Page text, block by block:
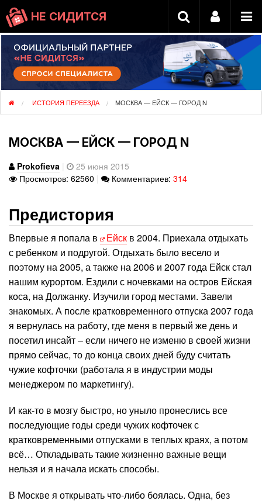
НЕ СИДИТСЯ
ИСТОРИЯ ПЕРЕЕЗДА МОСКВА — ЕЙСК — ГОРОД N
МОСКВА — ЕЙСК — ГОРОД N
Prokofieva
25 июня 2015
Просмотров: 62560
Комментариев: 314
Предистория
Впервые я попала в Ейск в 2004. Приехала отдыхать
с ребенком и подругой. Отдыхать было весело и
поэтому на 2005, а также на 2006 и 2007 года Ейск стал
нашим курортом. Ездили с ночевками на остров Ейская
коса, на Должанку. Изучили город местами. Завели
знакомых. А после кратковременного отпуска 2007 года
я вернулась на работу, где меня в первый же день и
посетил инсайт – если ничего не изменю в своей жизни
прямо сейчас, то до конца своих дней буду считать
чужие кофточки (работала я в индустрии моды
менеджером по маркетингу).
И как-то в мозгу быстро, но уныло пронеслись все
последующие годы среди чужих кофточек с
кратковременными отпусками в теплых краях, а потом
всё… Откладывать такие жизненно важные вещи
нельзя и я начала искать способы.
В Москве я открывать что-либо боялась. Одна, без